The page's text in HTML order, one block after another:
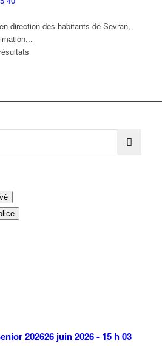
direction des habitants de Sevran,
202626 juin 2026 - 15 h 03